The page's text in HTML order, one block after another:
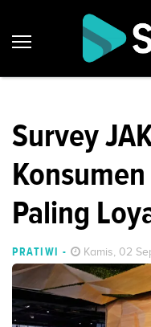
Survey
Paling
PRATIWI - Kamis, 02